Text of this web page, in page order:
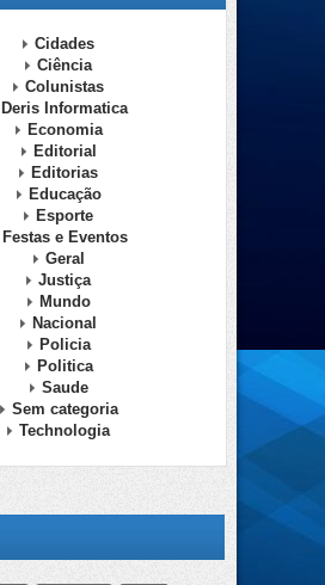
Cidades
Ciência
Colunistas
Deris Informatica
Economia
Editorial
Editorias
Educação
Esporte
Festas e Eventos
Geral
Justiça
Mundo
Nacional
Policia
Politica
Saude
Sem categoria
Technologia